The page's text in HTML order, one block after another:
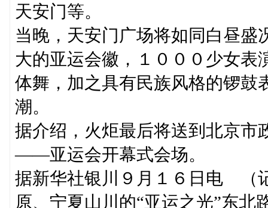
天安门等。
当晚，天安门广场将如同白昼盛
大的亚运会徽，１０００少女表
体舞，加之具有民族风格的锣鼓
潮。
据介绍，火炬最后将送到北京市
——亚运会开幕式会场。
据新华社银川９月１６日电 （
原、宁夏山川的“亚运之光”东